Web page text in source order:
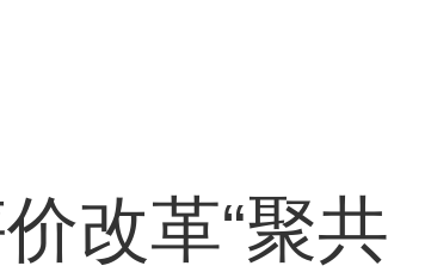
改革“聚共